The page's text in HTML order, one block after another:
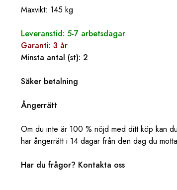
Maxvikt: 145 kg
Leveranstid: 5-7 arbetsdagar
Garanti: 3 år
Minsta antal (st): 2
Säker betalning
Ångerrätt
Om du inte är 100 % nöjd med ditt köp kan
har ångerrätt i 14 dagar från den dag du
Har du frågor? ‌‌ Kontakta oss